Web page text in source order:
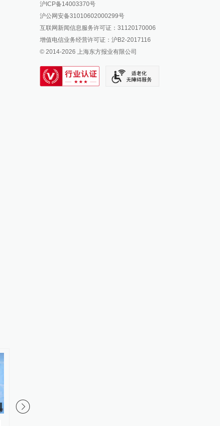
澎湃新闻公众号
澎湃新闻抖音号
派生万物开放平台
IP SHANGHAI
SIXTH TONE
报料邮箱: news@thepaper.cn
沪ICP备14003370号
沪公网安备31010602000299号
互联网新闻信息服务许可证：31120170006
增值电信业务经营许可证：沪B2-2017116
© 2014-2026 上海东方报业有限公司